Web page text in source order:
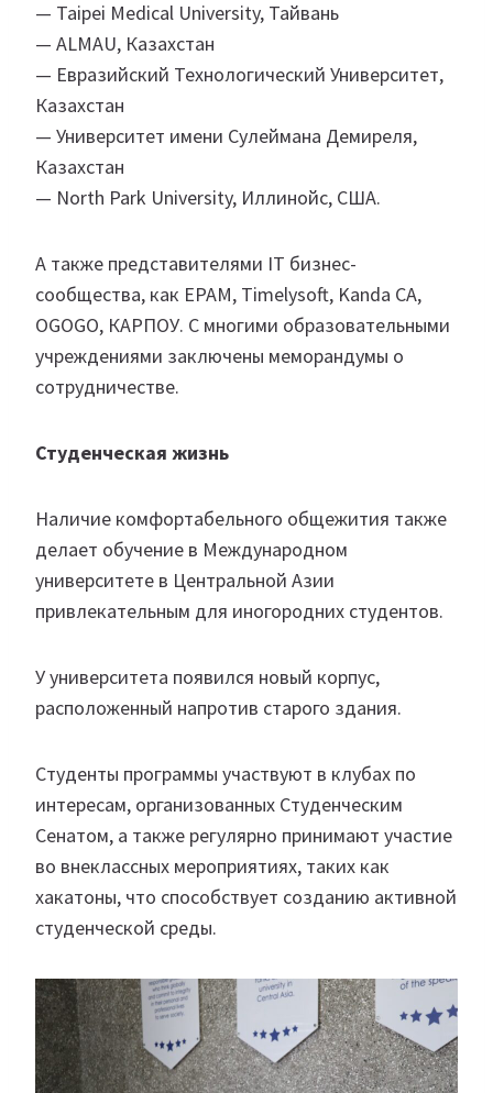
— Taipei Medical University, Тайвань
— ALMAU, Казахстан
— Евразийский Технологический Университет,
Казахстан
— Университет имени Сулеймана Демиреля,
Казахстан
— North Park University, Иллинойс, США.
А также представителями IT бизнес-
сообщества, как EPAM, Timelysoft, Kanda CA,
OGOGO, КАРПОУ. С многими образовательными
учреждениями заключены меморандумы о
сотрудничестве.
Студенческая жизнь
Наличие комфортабельного общежития также
делает обучение в Международном
университете в Центральной Азии
привлекательным для иногородних студентов.
У университета появился новый корпус,
расположенный напротив старого здания.
Студенты программы участвуют в клубах по
интересам, организованных Студенческим
Сенатом, а также регулярно принимают участие
во внеклассных мероприятиях, таких как
хакатоны, что способствует созданию активной
студенческой среды.